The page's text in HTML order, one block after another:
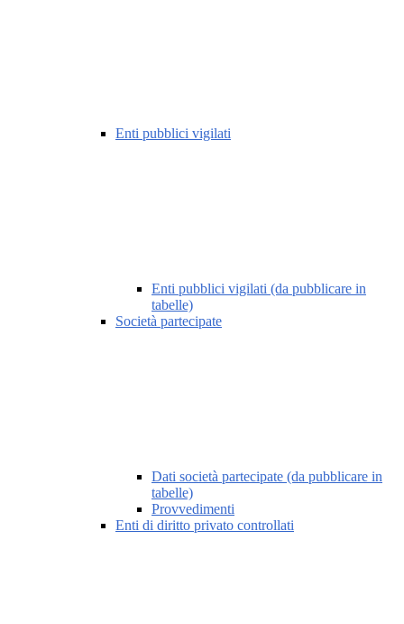
Enti pubblici vigilati
Enti pubblici vigilati (da pubblicare in
tabelle)
Società partecipate
Dati società partecipate (da pubblicare in
tabelle)
Provvedimenti
Enti di diritto privato controllati